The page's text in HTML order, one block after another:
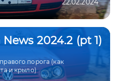
22.02.2024
2024.2 (pt 1)
порога (как
и крыло)